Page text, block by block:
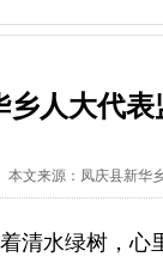
乡人大代
本文来源：凤庆县新华
清水绿树，